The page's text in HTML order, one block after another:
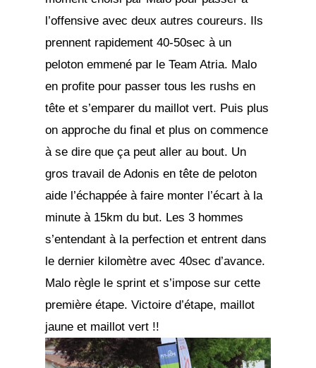
l’offensive avec deux autres coureurs. Ils
prennent rapidement 40-50sec à un
peloton emmené par le Team Atria. Malo
en profite pour passer tous les rushs en
tête et s’emparer du maillot vert. Puis plus
on approche du final et plus on commence
à se dire que ça peut aller au bout. Un
gros travail de Adonis en tête de peloton
aide l’échappée à faire monter l’écart à la
minute à 15km du but. Les 3 hommes
s’entendant à la perfection et entrent dans
le dernier kilomètre avec 40sec d’avance.
Malo règle le sprint et s’impose sur cette
première étape. Victoire d’étape, maillot
jaune et maillot vert !!